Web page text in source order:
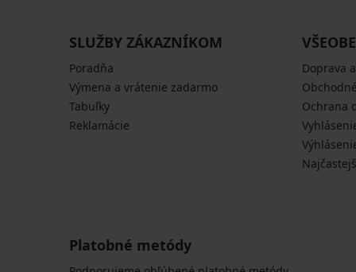
SLUŽBY ZÁKAZNÍKOM
Poradňa
Výmena a vrátenie zadarmo
Tabuľky
Reklamácie
Doprava
Ochrana
Platobné metódy